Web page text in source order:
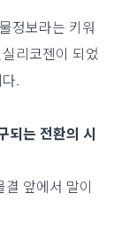
정보라는 키워
리코젠이 되었
.
되는 전환의 시
앞에서 말이